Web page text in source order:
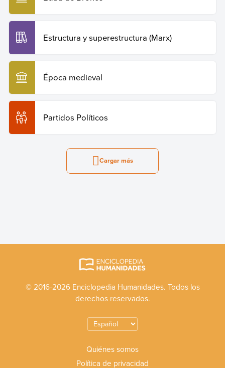
Estructura y superestructura (Marx)
Época medieval
Partidos Políticos
Cargar más
© 2016-2026 Enciclopedia Humanidades. Todos los
derechos reservados.
Quiénes somos
Política de privacidad